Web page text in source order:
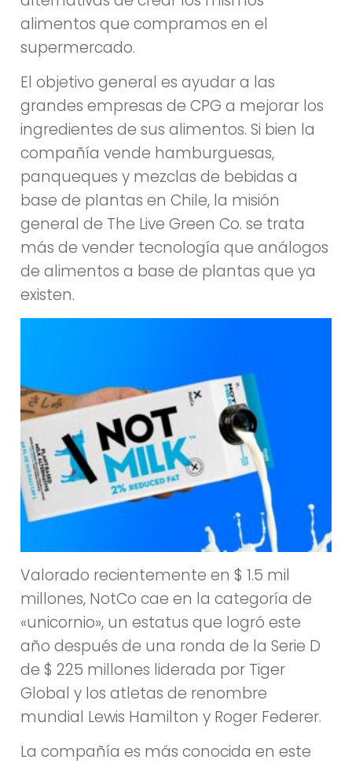
alimentos que compramos en el
supermercado.
El objetivo general es ayudar a las
grandes empresas de CPG a mejorar los
ingredientes de sus alimentos. Si bien la
compañía vende hamburguesas,
panqueques y mezclas de bebidas a
base de plantas en Chile, la misión
general de The Live Green Co. se trata
más de vender tecnología que análogos
de alimentos a base de plantas que ya
existen.
Valorado recientemente en $ 1.5 mil
millones, NotCo cae en la categoría de
«unicornio», un estatus que logró este
año después de una ronda de la Serie D
de $ 225 millones liderada por Tiger
Global y los atletas de renombre
mundial Lewis Hamilton y Roger Federer.
La compañía es más conocida en este